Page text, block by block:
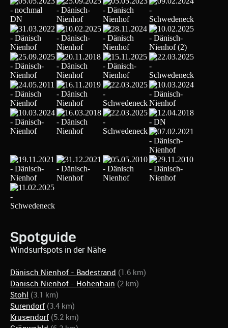
Spotguide
Windsurfspots in der Nähe
Dänisch Nienhof - Badestrand (1.6 km)
Dänisch Nienhof - Hohenhain (2 km)
Stohl (3.1 km)
Surendorf (3.4 km)
Krusendorf (5.2 km)